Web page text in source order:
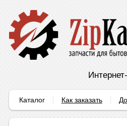
Каталог Как заказать